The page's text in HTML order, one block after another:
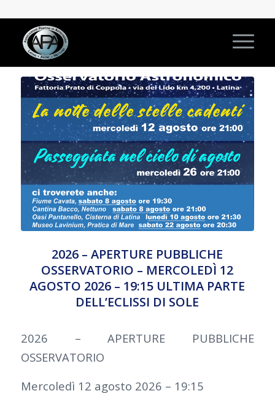
2026 – APERTURE PUBBLICHE
OSSERVATORIO – MERCOLEDÌ 12
AGOSTO 2026 – 19:15 ULTIMA PARTE
DELL’ECLISSI DI SOLE
2026 – APERTURE PUBBLICHE
OSSERVATORIO
Mercoledì 12 agosto 2026 – 19:15